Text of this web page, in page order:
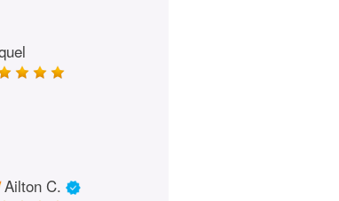
Ailton C.